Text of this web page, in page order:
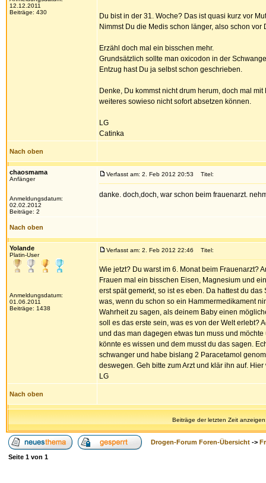
12.12.2011
Beiträge: 430
Du bist in der 31. Woche? Das ist quasi kurz vor
Nimmst Du die Medis schon länger, also schon vor
Erzähl doch mal ein bisschen mehr.
Grundsätzlich sollte man oxicodon in der
Entzug hast Du ja selbst schon geschrieben.
Denke, Du kommst nicht drum herum, doch mal
weiteres sowieso nicht sofort absetzen können.
LG
Catinka
Nach oben
chaosmama
Anfänger
Anmeldungsdatum:
02.02.2012
Beiträge: 2
Verfasst am: 2. Feb 2012 20:53 Titel:
danke. doch,doch, war schon beim frauenarzt.
Nach oben
Yolande
Platin-User
Anmeldungsdatum:
01.06.2011
Beiträge: 1438
Verfasst am: 2. Feb 2012 22:46 Titel:
Wie jetzt? Du warst im 6. Monat beim Frauenarzt?
Frauen mal ein bisschen Eisen, Magnesium und
erst spät gemerkt, so ist es eben. Da hattest du
was, wenn du schon so ein Hammermedikament
Wahrheit zu sagen, als deinem Baby einen
soll es das erste sein, was es von der Welt erlebt?
und das man dagegen etwas tun muss und
könnte es wissen und dem musst du das sagen.
schwanger und habe bislang 2 Paracetamol
deswegen. Geh bitte zum Arzt und klär ihn auf.
LG
Nach oben
Beiträge der letzten Zeit
Drogen-Forum Foren-Übersicht ->
Seite 1 von 1